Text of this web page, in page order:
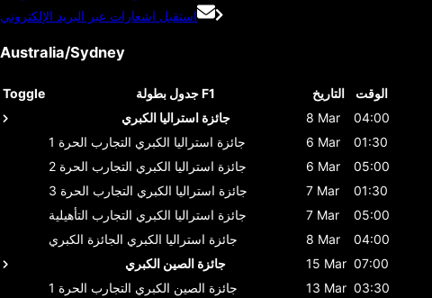
استقبل اشعارات عبر البريد الإلكتروني
Australia/Sydney
Toggle جدول بطولة F1 التاريخ
الوقت
جائزة استراليا الكبري
8 Mar
04:00
جائزة استراليا الكبري التجارب الحرة 1 6 Mar
01:30
جائزة استراليا الكبري التجارب الحرة 2 6 Mar
05:00
جائزة استراليا الكبري التجارب الحرة 3 7 Mar
01:30
جائزة استراليا الكبري التجارب التأهيلية 7 Mar
05:00
جائزة استراليا الكبري الجائزة الكبري 8 Mar
04:00
جائزة الصين الكبري
15 Mar 07:00
جائزة الصين الكبري التجارب الحرة 1 13 Mar 03:30